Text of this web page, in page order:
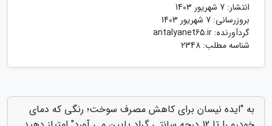
انتشار: 7 شهریور 1403
بروزرسانی: 7 شهریور 1403
گردآورنده: antalyanet65.ir
شناسه مطلب: 2348
به "ایده نیسان برای کاهش مصرف سوخت؛ رنگی که دمای